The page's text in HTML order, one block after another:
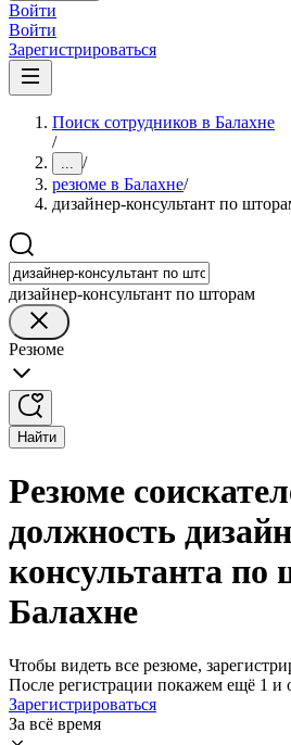
Войти
Войти
Зарегистрироваться
Поиск сотрудников в Балахне
/
... /
резюме в Балахне/
дизайнер-консультант по
дизайнер-консультант по шторам
Резюме
Найти
Резюме
должность
консультанта по
Балахне
Чтобы видеть все резюме,
После регистрации покажем ещё 1 и
Зарегистрироваться
За всё время